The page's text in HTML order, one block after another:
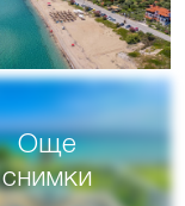
Още
снимки